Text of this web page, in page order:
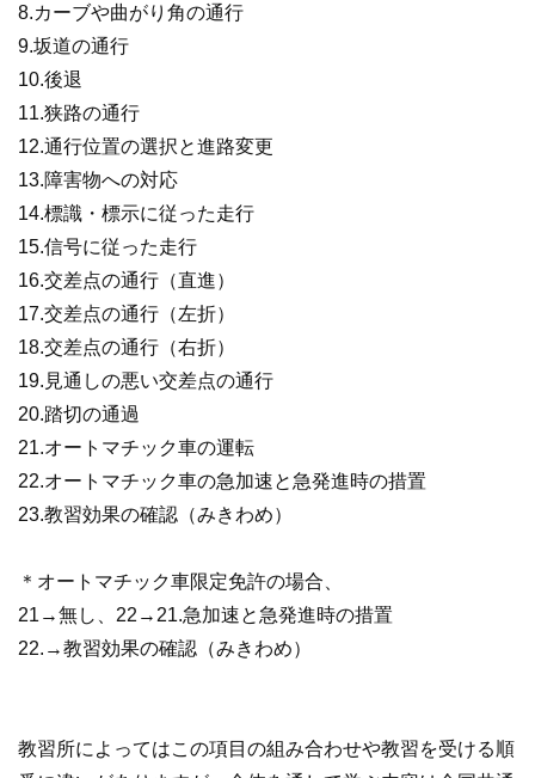
8.カーブや曲がり角の通行
9.坂道の通行
10.後退
11.狭路の通行
12.通行位置の選択と進路変更
13.障害物への対応
14.標識・標示に従った走行
15.信号に従った走行
16.交差点の通行（直進）
17.交差点の通行（左折）
18.交差点の通行（右折）
19.見通しの悪い交差点の通行
20.踏切の通過
21.オートマチック車の運転
22.オートマチック車の急加速と急発進時の措置
23.教習効果の確認（みきわめ）
＊オートマチック車限定免許の場合、
21→無し、22→21.急加速と急発進時の措置
22.→教習効果の確認（みきわめ）
教習所によってはこの項目の組み合わせや教習を受ける順